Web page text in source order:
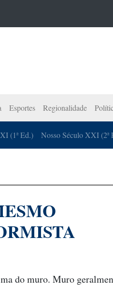
Esportes Regionalidade
(1ª Ed.) Nosso Século XXI (2ª
do muro. Muro